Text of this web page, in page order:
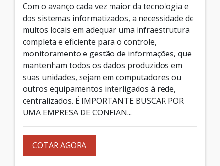
Com o avanço cada vez maior da tecnologia e
dos sistemas informatizados, a necessidade de
muitos locais em adequar uma infraestrutura
completa e eficiente para o controle,
monitoramento e gestão de informações, que
mantenham todos os dados produzidos em
suas unidades, sejam em computadores ou
outros equipamentos interligados à rede,
centralizados. É IMPORTANTE BUSCAR POR
UMA EMPRESA DE CONFIAN...
COTAR AGORA